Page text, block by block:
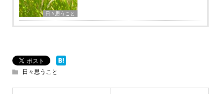
日々思うこと
日々思うこと